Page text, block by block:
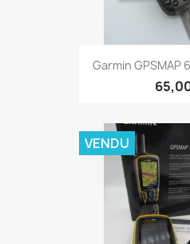

Garmin GPSMAP
VENDU